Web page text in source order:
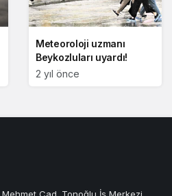
Meteoroloji uzmanı
Beykozluları uyardı!
2 yıl önce